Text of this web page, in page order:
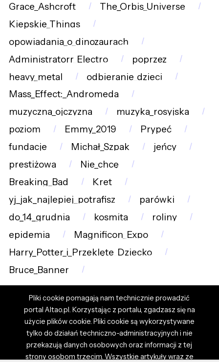
Grace_Ashcroft
The_Orbis_Universe
Kiepskie_Things
opowiadania_o_dinozaurach
Administratorr_Electro
poprzez
heavy_metal
odbieranie_dzieci
Mass_Effect:_Andromeda
muzyczna_ojczyzna
muzyka_rosyjska
poziom
Emmy_2019
Prypeć
fundacje
Michał_Szpak
jeńcy
prestiżowa
Nie_chcę
Breaking_Bad
Kret
yj_jak_najlepiej_potrafisz
parówki
do_14_grudnia
kosmita
roliny
epidemia
Magnificon_Expo
Harry_Potter_i_Przeklęte_Dziecko
Bruce_Banner
Pliki cookie pomagają nam technicznie prowadzić
portal Altao.pl. Korzystając z portalu, zgadzasz się na
użycie plików cookie. Pliki cookie są wykorzystywane
tylko do działań techniczno-administracyjnych i nie
przekazują danych osobowych oraz informacji z tej
strony osobom trzecim. Wszystkie artykuły wraz ze